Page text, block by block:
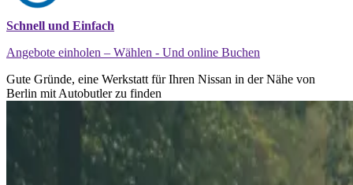
Schnell und Einfach
Angebote einholen – Wählen - Und online Buchen
Gute Gründe, eine Werkstatt für Ihren Nissan in der Nähe von
Berlin mit Autobutler zu finden